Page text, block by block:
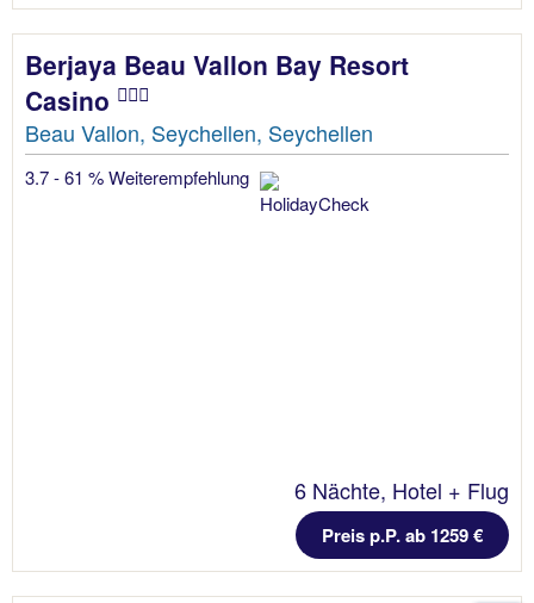
Berjaya Beau Vallon Bay Resort
Casino
Beau Vallon, Seychellen, Seychellen
3.7 - 61 % Weiterempfehlung
6 Nächte, Hotel + Flug
Preis p.P. ab 1259 €